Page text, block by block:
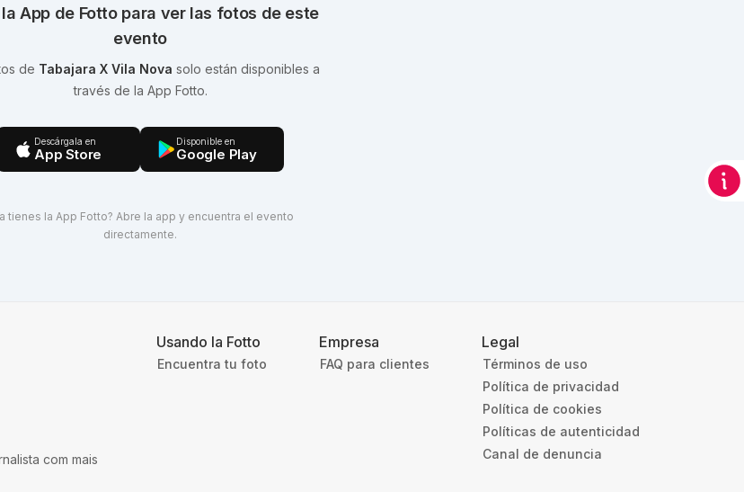
App de Fotto para ver las fotos de este
evento
de Tabajara X Vila Nova solo están disponibles a
través de la App Fotto.
Descárgala en
App Store
Disponible en
Google Play
tienes la App Fotto? Abre la app y encuentra el evento
directamente.
com mais
Usando la Fotto
Encuentra tu foto
Empresa
FAQ para clientes
Legal
Términos de uso
Política de privacidad
Política de cookies
Políticas de autenticidad
Canal de denuncia